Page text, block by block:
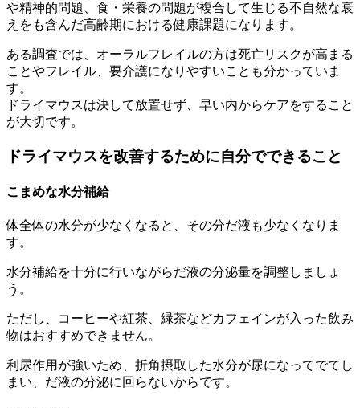
や精神的問題、食・栄養の問題が複合して生じる不自然な衰
えをも含んだ高齢期における健康課題になります。
ある調査では、オーラルフレイルの方は死亡リスクが高まる
ことやフレイル、要介護になりやすいことも分かっていま
す。
ドライマウスは決して放置せず、早い内からケアをすること
が大切です。
ドライマウスを改善するために自分でできること
こまめな水分補給
体全体の水分が少なくなると、その分だ液も少なくなりま
す。
水分補給を十分に行いながらだ液の分泌量を調整しましょ
う。
ただし、コーヒーや紅茶、緑茶などカフェインが入った飲み
物はおすすめできません。
利尿作用が強いため、折角摂取した水分が尿になってでてし
まい、だ液の分泌に回らないからです。